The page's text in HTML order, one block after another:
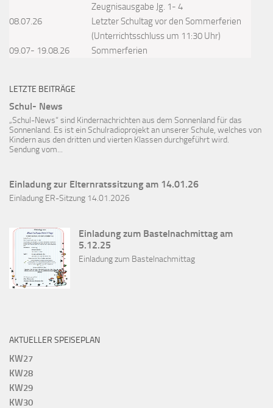
Zeugnisausgabe Jg. 1- 4
08.07.26
Letzter Schultag vor den Sommerferien
(Unterrichtsschluss um 11:30 Uhr)
09.07- 19.08.26
Sommerferien
LETZTE BEITRÄGE
Schul- News
„Schul-News“ sind Kindernachrichten aus dem Sonnenland für das
Sonnenland. Es ist ein Schulradioprojekt an unserer Schule, welches von
Kindern aus den dritten und vierten Klassen durchgeführt wird.
Sendung vom...
Einladung zur Elternratssitzung am 14.01.26
Einladung ER-Sitzung 14.01.2026
Einladung zum Bastelnachmittag am
5.12.25
Einladung zum Bastelnachmittag
AKTUELLER SPEISEPLAN
KW27
KW28
KW29
KW30